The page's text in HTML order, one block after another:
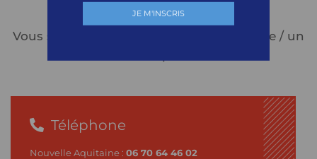
CONTACTEZ
Vous serez assuré de recevoir une réponse / un
Téléphone
Nouvelle Aquitaine : 06 70 64 46 02